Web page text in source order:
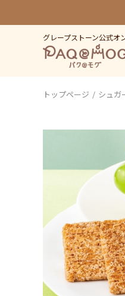
グレープストーン公式オ
トップページ シュガ